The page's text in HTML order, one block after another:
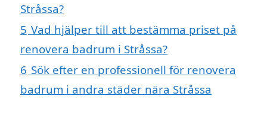
Stråssa?
5 Vad hjälper till att bestämma priset på
renovera badrum i Stråssa?
6 Sök efter en professionell för renovera
badrum i andra städer nära Stråssa